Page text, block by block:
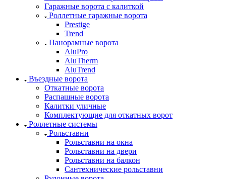
Гаражные ворота с калиткой
Роллетные гаражные ворота
Prestige
Trend
Панорамные ворота
AluPro
AluTherm
AluTrend
Въездные ворота
Откатные ворота
Распашные ворота
Калитки уличные
Комплектующие для откатных ворот
Роллетные системы
Рольставни
Рольставни на окна
Рольставни на двери
Рольставни на балкон
Сантехнические рольставни